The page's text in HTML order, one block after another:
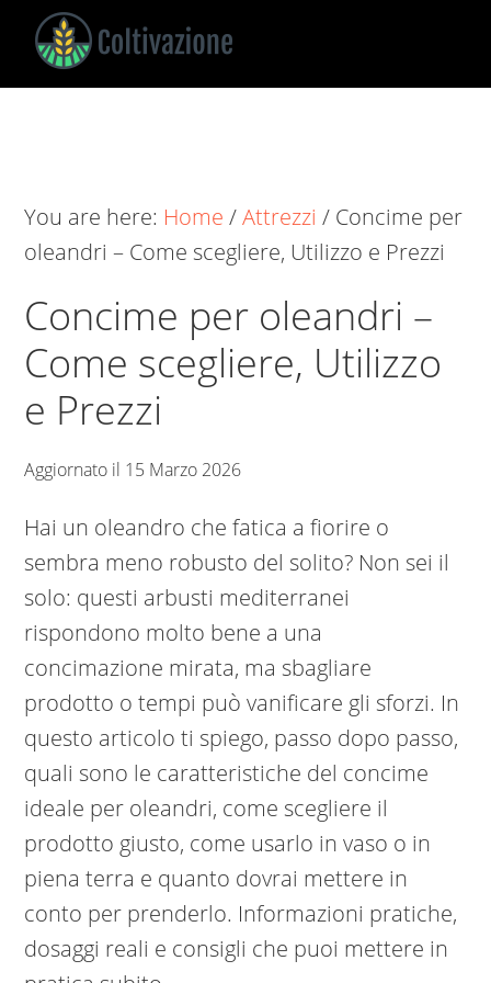
Skip
main
Skip
primary
Skip
footer
Coltivazione
Coltivare
You are here: Home /Attrezzi / Concime per
oleandri​ – Come scegliere, Utilizzo e Prezzi
Concime per oleandri​ –
Come scegliere, Utilizzo
e Prezzi
Aggiornato il 15 Marzo 2026
Hai un oleandro che fatica a fiorire o
sembra meno robusto del solito? Non sei il
solo: questi arbusti mediterranei
rispondono molto bene a una
concimazione mirata, ma sbagliare
prodotto o tempi può vanificare gli sforzi. In
questo articolo ti spiego, passo dopo passo,
quali sono le caratteristiche del concime
ideale per oleandri, come scegliere il
prodotto giusto, come usarlo in vaso o in
piena terra e quanto dovrai mettere in
conto per prenderlo. Informazioni pratiche,
dosaggi reali e consigli che puoi mettere in